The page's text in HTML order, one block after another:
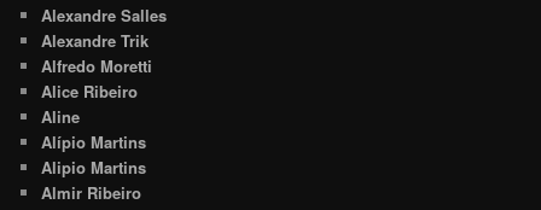
Alexandre Salles
Alexandre Trik
Alfredo Moretti
Alice Ribeiro
Aline
Alípio Martins
Alipio Martins
Almir Ribeiro